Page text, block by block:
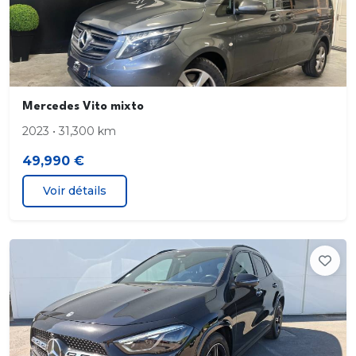
la navigation
Norme d émissions EU6
Volant à gauche
Rétroviseur à gradation automatique
Hayon EASY-PACK
Kit carrosserie AMG
Soutien lombaire à 4 réglages
Freinage d urgence assisté actif
Système de recharge sans fil pour smartphone
Tapis de sol AMG
Mercedes Vito mixto
2023 • 31,300 km
49,990 €
Voir détails